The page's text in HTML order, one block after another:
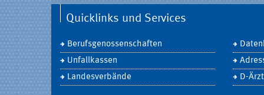
Quicklinks und Services
Berufsgenossenschaften
Unfallkassen
Landesverbände
D-